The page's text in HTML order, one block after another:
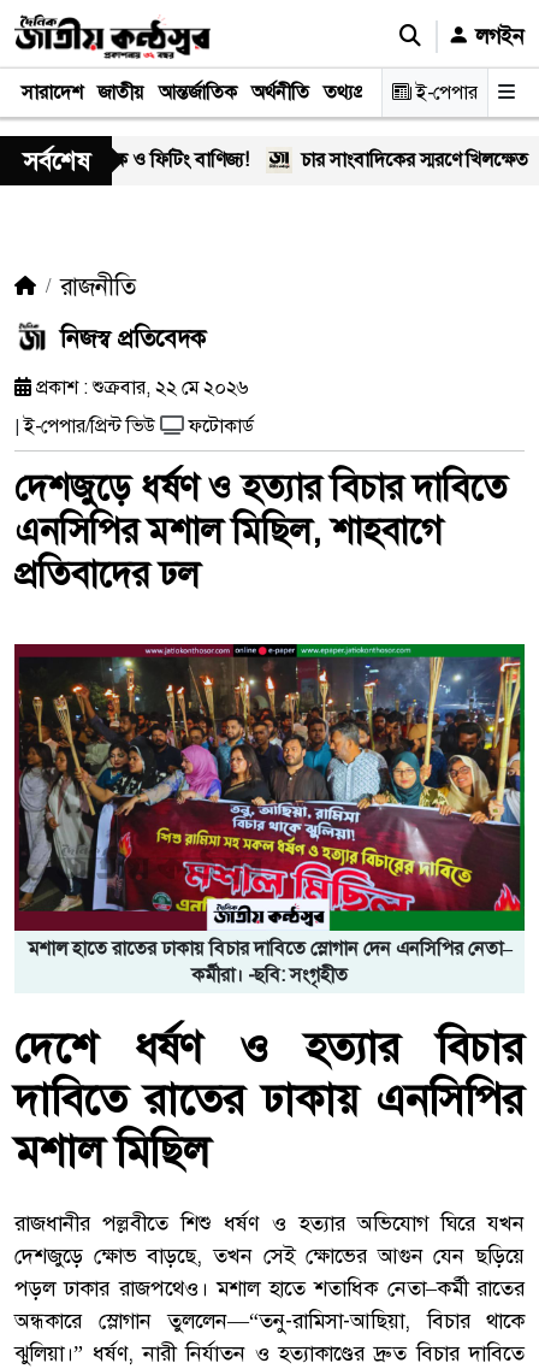
লগইন
সারাদেশ জাতীয় আন্তর্জাতিক অর্থনীতি তথ্যপ্রযুক্তি স্বাস্থ্য আইন-
ই-পেপার
সর্বশেষ
ও ফিটিং বাণিজ্য! চার সাংবাদিকের স্মরণে খিলক্ষেত প্রেস
রাজনীতি
নিজস্ব প্রতিবেদক
প্রকাশ : শুক্রবার, ২২ মে ২০২৬
| ই-পেপার/প্রিন্ট ভিউ ফটোকার্ড
দেশজুড়ে ধর্ষণ ও হত্যার বিচার দাবিতে
এনসিপির মশাল মিছিল, শাহবাগে
প্রতিবাদের ঢল
মশাল হাতে রাতের ঢাকায় বিচার দাবিতে স্লোগান দেন এনসিপির নেতা–
কর্মীরা। -ছবি: সংগৃহীত
দেশে ধর্ষণ ও হত্যার বিচার
দাবিতে রাতের ঢাকায় এনসিপির
মশাল মিছিল
রাজধানীর পল্লবীতে শিশু ধর্ষণ ও হত্যার অভিযোগ ঘিরে যখন
দেশজুড়ে ক্ষোভ বাড়ছে, তখন সেই ক্ষোভের আগুন যেন ছড়িয়ে
পড়ল ঢাকার রাজপথেও। মশাল হাতে শতাধিক নেতা–কর্মী রাতের
অন্ধকারে স্লোগান তুললেন—“তনু-রামিসা-আছিয়া, বিচার থাকে
ঝুলিয়া।” ধর্ষণ, নারী নির্যাতন ও হত্যাকাণ্ডের দ্রুত বিচার দাবিতে